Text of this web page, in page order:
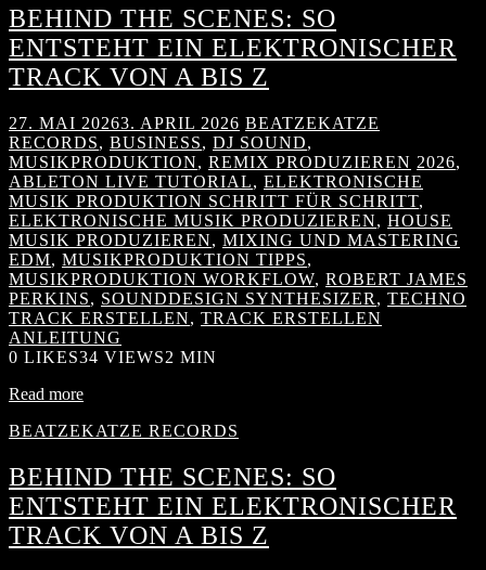
BEHIND THE SCENES: SO
ENTSTEHT EIN ELEKTRONISCHER
TRACK VON A BIS Z
27. MAI 20263. APRIL 2026 BEATZEKATZE
RECORDS, BUSINESS, DJ SOUND,
MUSIKPRODUKTION, REMIX PRODUZIEREN 2026,
ABLETON LIVE TUTORIAL, ELEKTRONISCHE
MUSIK PRODUKTION SCHRITT FÜR SCHRITT,
ELEKTRONISCHE MUSIK PRODUZIEREN, HOUSE
MUSIK PRODUZIEREN, MIXING UND MASTERING
EDM, MUSIKPRODUKTION TIPPS,
MUSIKPRODUKTION WORKFLOW, ROBERT JAMES
PERKINS, SOUNDDESIGN SYNTHESIZER , TECHNO
TRACK ERSTELLEN, TRACK ERSTELLEN
ANLEITUNG
0 LIKES34 VIEWS2 MIN
Read more
BEATZEKATZE RECORDS
BEHIND THE SCENES: SO
ENTSTEHT EIN ELEKTRONISCHER
TRACK VON A BIS Z